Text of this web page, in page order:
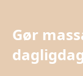
Gør